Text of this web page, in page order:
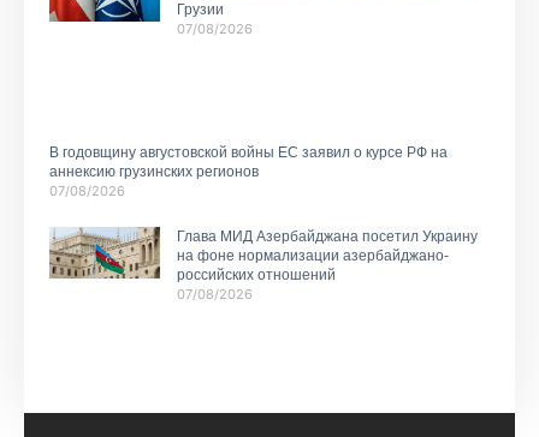
Грузии
07/08/2026
В годовщину августовской войны ЕС заявил о курсе РФ на
аннексию грузинских регионов
07/08/2026
Глава МИД Азербайджана посетил Украину
на фоне нормализации азербайджано-
российских отношений
07/08/2026